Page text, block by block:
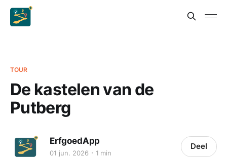
TOUR
De kastelen van de
Putberg
ErfgoedApp
01 jun. 2026 1 min
Deel